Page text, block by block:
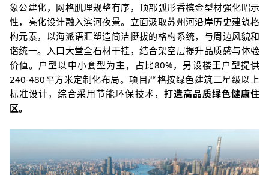
象公建化，网格肌理规整有序，顶部弧形香槟金型材强化昭示
性，亮化设计融入滨河夜景。立面汲取苏州河沿岸历史建筑格
构元素，以海派语汇塑造简洁挺拔的格构系统，与周边风貌和
谐统一。入口大堂全石材干挂，结合架空层提升品质感与体验
价值。户型以中小套型为主，占比80%，另设楼王户型提供
240-480平方米定制化布局。项目严格按绿色建筑二星级以上
标准设计，综合采用节能环保技术， 打造高品质绿色健康住
区。